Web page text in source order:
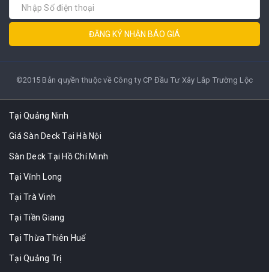
ĐĂNG KÝ NHẬN BÁO GIÁ
©2015 Bản quyền thuộc về Công ty CP Đầu Tư Xây Lắp Trường Lộc
Tại Quảng Ninh
Giá Sàn Deck Tại Hà Nội
Sàn Deck Tại Hồ Chí Minh
Tại Vĩnh Long
Tại Trà Vinh
Tại Tiền Giang
Tại Thừa Thiên Huế
Tại Quảng Trị